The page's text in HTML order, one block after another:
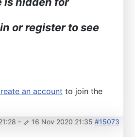
or register to see
an account to join the
- 16 Nov 2020 21:35 #15073